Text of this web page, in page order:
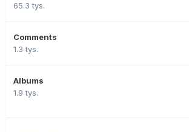
65.3 tys.
Comments
1.3 tys.
Albums
1.9 tys.